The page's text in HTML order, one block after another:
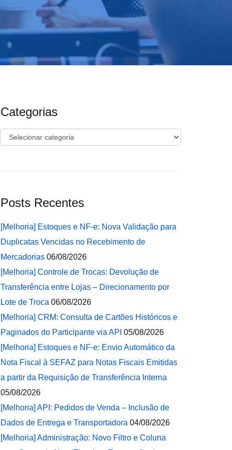
Categorias
Categorias
Posts Recentes
[Melhoria] Estoques e NF-e: Nova Validação para
Duplicatas Vencidas no Recebimento de
Mercadorias 06/08/2026
[Melhoria] Controle de Trocas: Devolução de
Transferência entre Lojas – Direcionamento por
Lote de Troca 06/08/2026
[Melhoria] CRM: Consulta de Cartões Históricos e
Paginados do Participante via API 05/08/2026
[Melhoria] Estoques e NF-e: Envio Automático da
Nota Fiscal à SEFAZ para Notas Fiscais Emitidas
a partir da Requisição de Transferência Interna
05/08/2026
[Melhoria] API: Pedidos de Venda – Inclusão de
Dados de Entrega e Transportadora 04/08/2026
[Melhoria] Administração: Novo Filtro e Coluna